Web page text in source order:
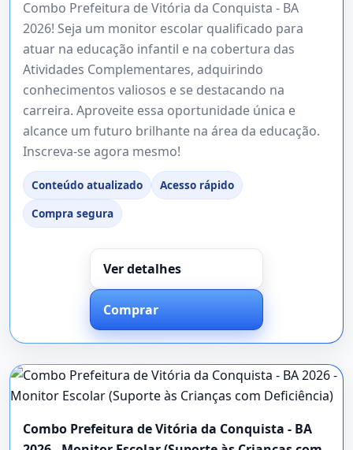
Combo Prefeitura de Vitória da Conquista - BA
2026! Seja um monitor escolar qualificado para
atuar na educação infantil e na cobertura das
Atividades Complementares, adquirindo
conhecimentos valiosos e se destacando na
carreira. Aproveite essa oportunidade única e
alcance um futuro brilhante na área da educação.
Inscreva-se agora mesmo!
Conteúdo atualizado
Acesso rápido
Compra segura
Ver detalhes
Comprar
Combo Prefeitura de Vitória da Conquista - BA